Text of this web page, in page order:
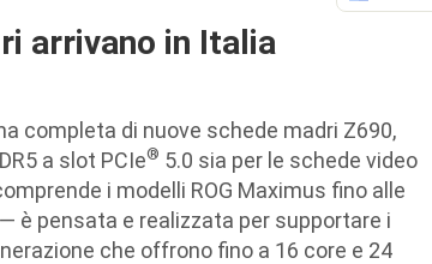
arrivano in Italia
completa di nuove schede madri Z690,
a slot PCIe® 5.0 sia per le schede video
i modelli ROG Maximus fino alle
è pensata e realizzata per supportare i
che offrono fino a 16 core e 24